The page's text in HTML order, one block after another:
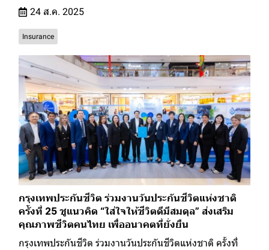
24 ส.ค. 2025
Insurance
กรุงเทพประกันชีวิต ร่วมงานวันประกันชีวิตแห่งชาติ
ครั้งที่ 25 ชูแนวคิด “ใส่ใจให้ชีวิตดีมีสมดุล” ส่งเสริม
คุณภาพชีวิตคนไทย เพื่ออนาคตที่ยั่งยืน
กรุงเทพประกันชีวิต ร่วมงานวันประกันชีวิตแห่งชาติ ครั้งที่